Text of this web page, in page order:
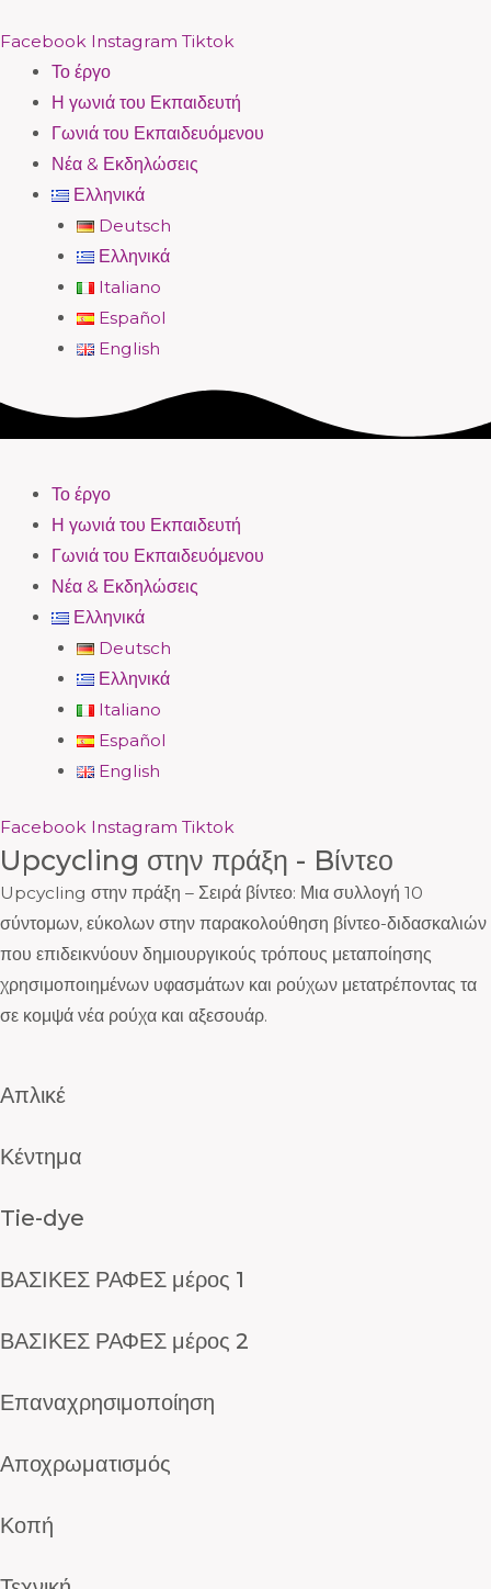
Facebook Instagram Tiktok
Το έργο
Η γωνιά του Εκπαιδευτή
Γωνιά του Εκπαιδευόμενου
Νέα & Εκδηλώσεις
Ελληνικά
Deutsch
Ελληνικά
Italiano
Español
English
Το έργο
Η γωνιά του Εκπαιδευτή
Γωνιά του Εκπαιδευόμενου
Νέα & Εκδηλώσεις
Ελληνικά
Deutsch
Ελληνικά
Italiano
Español
English
Facebook Instagram Tiktok
Upcycling στην πράξη - Bίντεο
Upcycling στην πράξη – Σειρά βίντεο: Μια συλλογή 10
σύντομων, εύκολων στην παρακολούθηση βίντεο-διδασκαλιών
που επιδεικνύουν δημιουργικούς τρόπους μεταποίησης
χρησιμοποιημένων υφασμάτων και ρούχων μετατρέποντας τα
σε κομψά νέα ρούχα και αξεσουάρ.
Απλικέ
Κέντημα
Tie-dye
ΒΑΣΙΚΕΣ ΡΑΦΕΣ μέρος 1
ΒΑΣΙΚΕΣ ΡΑΦΕΣ μέρος 2
Επαναχρησιμοποίηση
Αποχρωματισμός
Κοπή